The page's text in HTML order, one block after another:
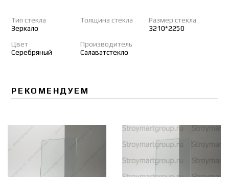
Тип стекла
Зеркало
Толщина стекла
Размер стекла
3210*2250
Цвет
Серебряный
Производитель
Салаватстекло
РЕКОМЕНДУЕМ